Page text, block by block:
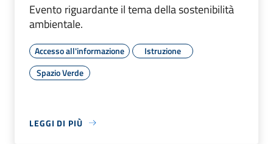
Evento riguardante il tema della sostenibilità
ambientale.
Accesso all'informazione
Istruzione
Spazio Verde
LEGGI DI PIÙ